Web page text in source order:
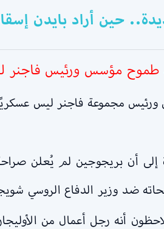
حين أراد بايدن
مؤسس ورئيس فاجنر
مجموعة فاجنر ليس عسكريًا
إلى أن بريجوجين لم يُعلن
ضد وزير الدفاع الروسي
أنه رجل أعمال من